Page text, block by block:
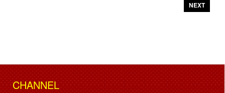
NEXT
CHANNEL